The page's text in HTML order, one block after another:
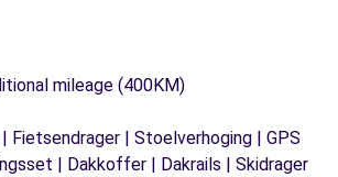
mileage (400KM)
Fietsendrager | Stoelverhoging | GPS
| Dakkoffer | Dakrails | Skidrager